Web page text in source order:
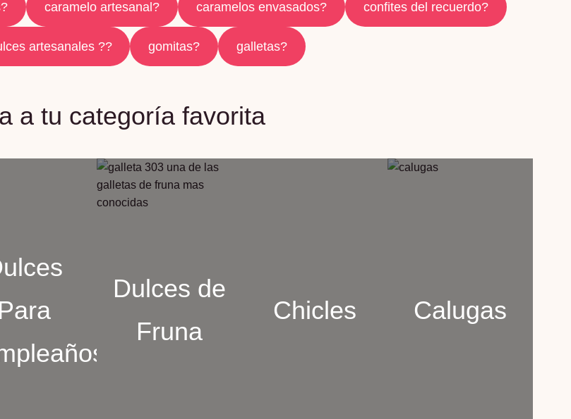
caramelo artesanal? caramelos envasados? confites del recuerdo?
artesanales ?‍? gomitas? galletas?
a tu categoría favorita
Para
Dulces de
Fruna
Chicles Calugas